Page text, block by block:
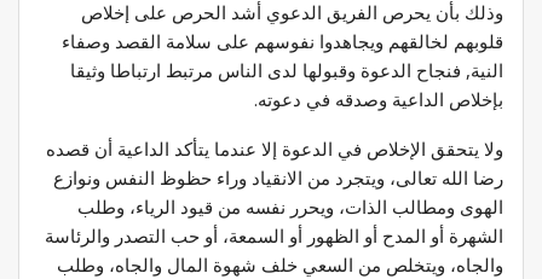
وذلك بأن يحرص الفريق الدعوي أشد الحرص على إخلاص
قلوبهم لخالقهم ويجاهدوا نفوسهم على سلامة القصد وصفاء
النية, فنجاح الدعوة وقبولها لدى الناس مرتبط ارتباطا وثيقا
بإخلاص الداعية وصدقه في دعوته.
ولا يتحقق الإخلاص في الدعوة إلا عندما يتأكد الداعية أن قصده
رضا الله تعالى، ويتجرد من الانقياد وراء حظوظ النفس ونوازع
الهوى ومطالب الذات، ويحرر نفسه من قيود الرياء، وطلب
الشهرة أو المدح أو الظهور أو السمعة، أو حب التصدر والرئاسة
والجاه، ويتخلص من السعي خلف شهوة المال والجاه، وطلب